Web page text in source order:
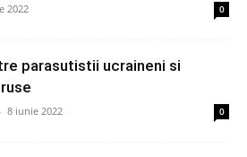
2022 0
parasutistii ucraineni si
- 8 iunie 2022 0